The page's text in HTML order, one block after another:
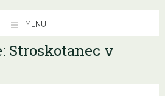
MENU
Stroskotanec v